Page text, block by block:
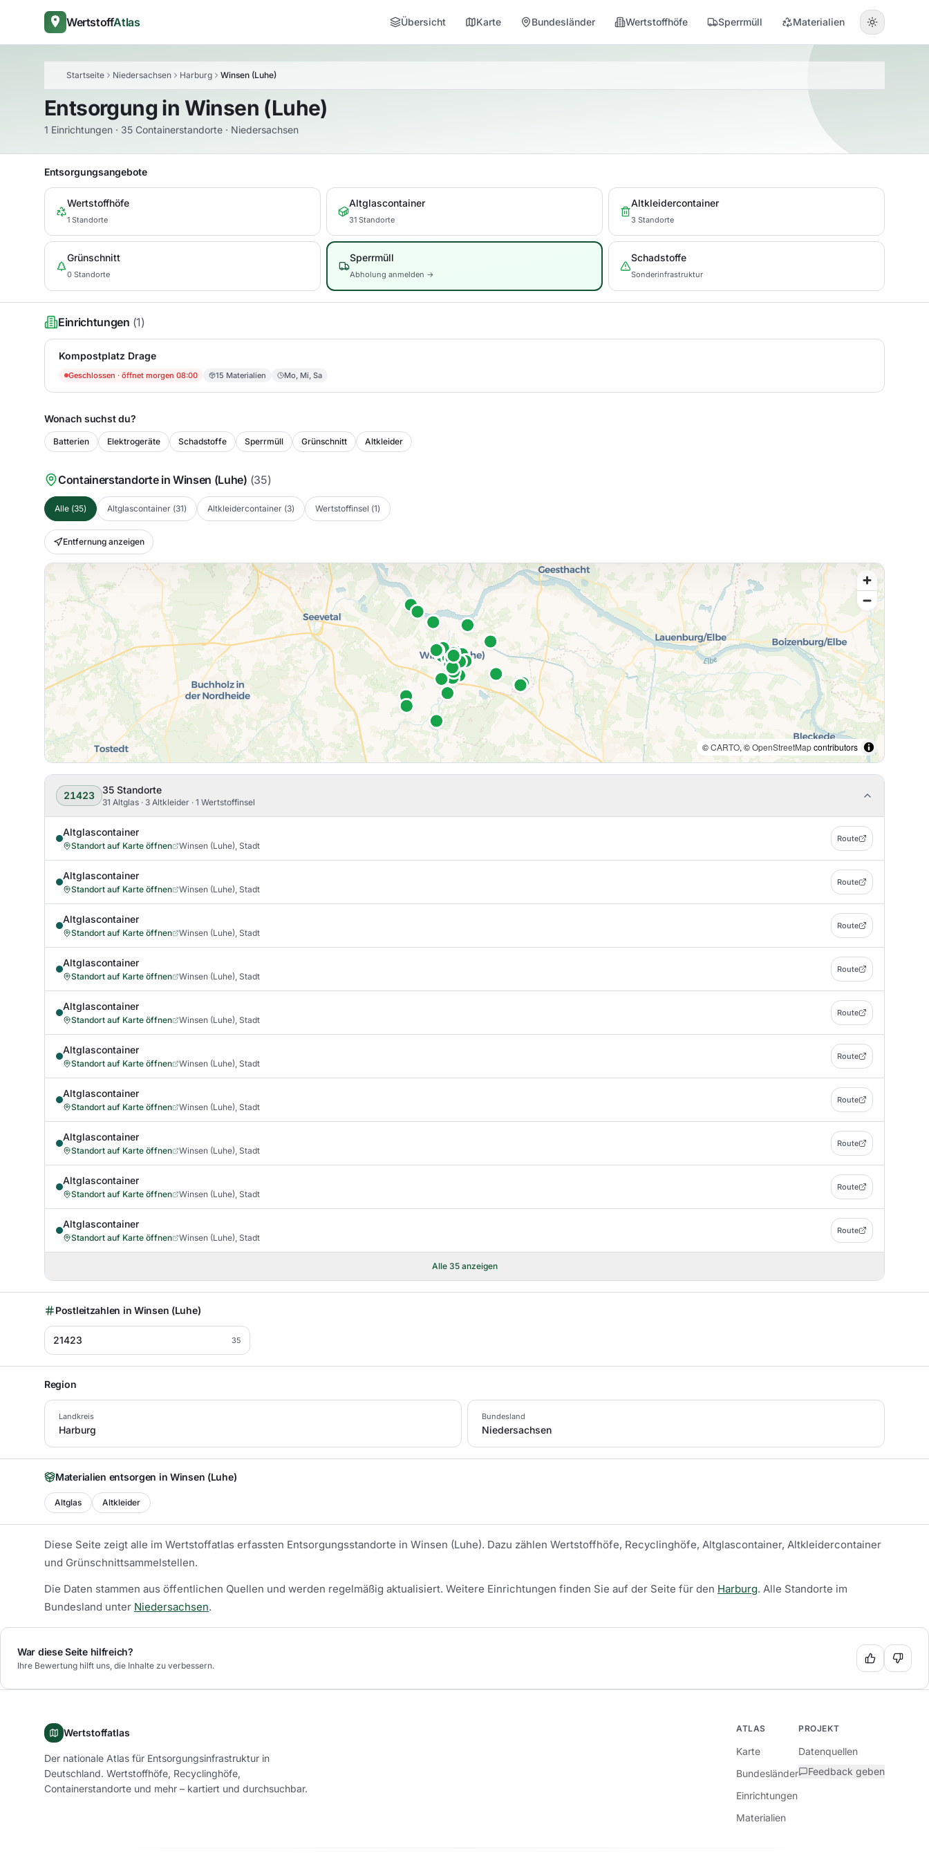
WertstoffAtlas Übersicht Karte Bundesländer Wertstoffhöfe Sperrmüll Materialien
Startseite Niedersachsen Harburg Winsen (Luhe)
Entsorgung in Winsen (Luhe)
1 Einrichtungen · 35 Containerstandorte · Niedersachsen
Entsorgungsangebote
Wertstoffhöfe
1 Standorte
Altglascontainer
31 Standorte
Altkleidercontainer
3 Standorte
Grünschnitt
0 Standorte
Sperrmüll
Abholung anmelden →
Schadstoffe
Sonderinfrastruktur
Einrichtungen (1)
Kompostplatz Drage
Geschlossen · öffnet morgen 08:00 15 Materialien Mo, Mi, Sa
Wonach suchst du?
Batterien Elektrogeräte Schadstoffe Sperrmüll Grünschnitt Altkleider
Containerstandorte in Winsen (Luhe) (35)
Alle (35) Altglascontainer (31) Altkleidercontainer (3) Wertstoffinsel (1)
Entfernung anzeigen
©CARTO, ©OpenStreetMapcontributors
21423 35 Standorte
31 Altglas · 3 Altkleider · 1 Wertstoffinsel
Altglascontainer
Standort auf Karte öffnen Winsen (Luhe), Stadt
Route
Altglascontainer
Standort auf Karte öffnen Winsen (Luhe), Stadt
Route
Altglascontainer
Standort auf Karte öffnen Winsen (Luhe), Stadt
Route
Altglascontainer
Standort auf Karte öffnen Winsen (Luhe), Stadt
Route
Altglascontainer
Standort auf Karte öffnen Winsen (Luhe), Stadt
Route
Altglascontainer
Standort auf Karte öffnen Winsen (Luhe), Stadt
Route
Altglascontainer
Standort auf Karte öffnen Winsen (Luhe), Stadt
Route
Altglascontainer
Standort auf Karte öffnen Winsen (Luhe), Stadt
Route
Altglascontainer
Standort auf Karte öffnen Winsen (Luhe), Stadt
Route
Altglascontainer
Standort auf Karte öffnen Winsen (Luhe), Stadt
Route
Alle 35anzeigen
Postleitzahlen in Winsen (Luhe)
21423 35
Region
Landkreis
Harburg
Bundesland
Niedersachsen
Materialien entsorgen inWinsen (Luhe)
Altglas Altkleider
Diese Seite zeigt alle im Wertstoffatlas erfassten Entsorgungsstandorte in Winsen (Luhe). Dazu zählen Wertstoffhöfe, Recyclinghöfe, Altglascontainer, Altkleidercontainer
und Grünschnittsammelstellen.
Die Daten stammen aus öffentlichen Quellen und werden regelmäßig aktualisiert. Weitere Einrichtungen finden Sie auf der Seite für den Harburg. Alle Standorte im
Bundesland unter Niedersachsen.
War diese Seite hilfreich?
Ihre Bewertung hilft uns, die Inhalte zu verbessern.
Wertstoffatlas
Der nationale Atlas für Entsorgungsinfrastruktur in
Deutschland. Wertstoffhöfe, Recyclinghöfe,
Containerstandorte und mehr – kartiert und durchsuchbar.
ATLAS
Karte
Bundesländer
Einrichtungen
Materialien
PROJEKT
Datenquellen
Feedback geben